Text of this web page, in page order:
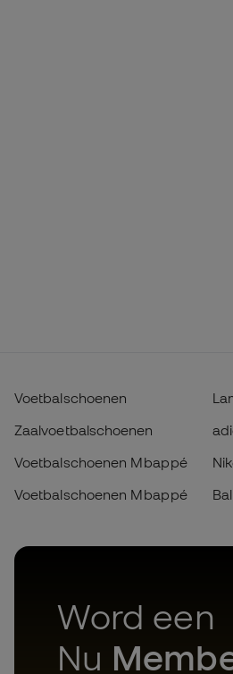
Voetbalschoenen
Zaalvoetbalschoenen
Voetbalschoenen Mbappé
Voetbalschoenen Mbappé
Word een
Nu